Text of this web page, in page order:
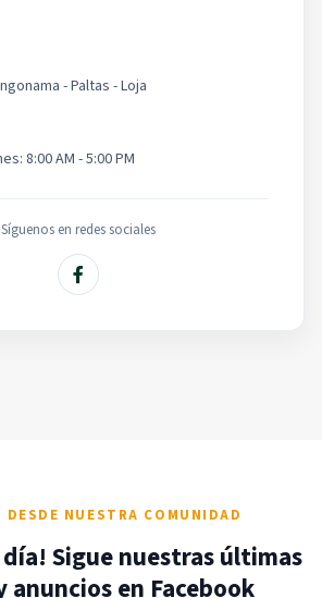
- Paltas - Loja
8:00 AM - 5:00 PM
Síguenos en redes sociales
NUESTRA COMUNIDAD
Sigue nuestras últimas
anuncios en Facebook